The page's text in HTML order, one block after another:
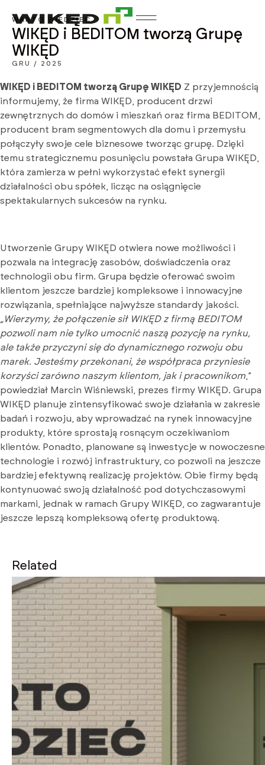
WARTO WIEDZIEĆ
WIKĘD i BEDITOM tworzą Grupę
WIKĘD
GRU / 2025
WIKĘD i BEDITOM tworzą Grupę WIKĘD Z przyjemnością
informujemy, że firma WIKĘD, producent drzwi
zewnętrznych do domów i mieszkań oraz firma BEDITOM,
producent bram segmentowych dla domu i przemysłu
połączyły swoje cele biznesowe tworząc grupę. Dzięki
temu strategicznemu posunięciu powstała Grupa WIKĘD,
która zamierza w pełni wykorzystać efekt synergii
działalności obu spółek, licząc na osiągnięcie
spektakularnych sukcesów na rynku.
Utworzenie Grupy WIKĘD otwiera nowe możliwości i
pozwala na integrację zasobów, doświadczenia oraz
technologii obu firm. Grupa będzie oferować swoim
klientom jeszcze bardziej kompleksowe i innowacyjne
rozwiązania, spełniające najwyższe standardy jakości.
„Wierzymy, że połączenie sił WIKĘD z firmą BEDITOM
pozwoli nam nie tylko umocnić naszą pozycję na rynku,
ale także przyczyni się do dynamicznego rozwoju obu
marek. Jesteśmy przekonani, że współpraca przyniesie
korzyści zarówno naszym klientom, jak i pracownikom ,”
powiedział Marcin Wiśniewski, prezes firmy WIKĘD. Grupa
WIKĘD planuje zintensyfikować swoje działania w zakresie
badań i rozwoju, aby wprowadzać na rynek innowacyjne
produkty, które sprostają rosnącym oczekiwaniom
klientów. Ponadto, planowane są inwestycje w nowoczesne
technologie i rozwój infrastruktury, co pozwoli na jeszcze
bardziej efektywną realizację projektów. Obie firmy będą
kontynuować swoją działalność pod dotychczasowymi
markami, jednak w ramach Grupy WIKĘD, co zagwarantuje
jeszcze lepszą kompleksową ofertę produktową.
Related